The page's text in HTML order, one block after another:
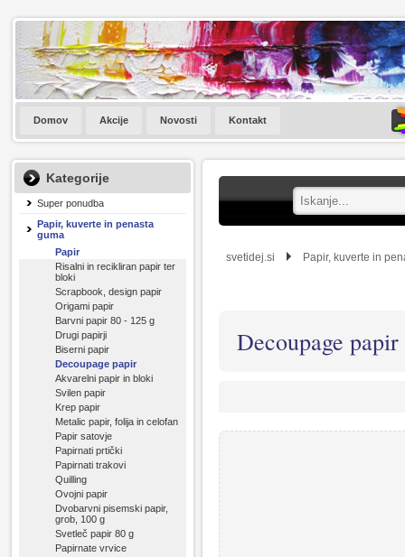
Domov Akcije Novosti Kontakt
Kategorije
Super ponudba
Papir, kuverte in penasta
guma
Papir
Risalni in recikliran papir ter
bloki
Scrapbook, design papir
Origami papir
Barvni papir 80 - 125 g
Drugi papirji
Biserni papir
Decoupage papir
Akvarelni papir in bloki
Svilen papir
Krep papir
Metalic papir, folija in celofan
Papir satovje
Papirnati prtički
Papirnati trakovi
Quilling
Ovojni papir
Dvobarvni pisemski papir,
grob, 100 g
Svetleč papir 80 g
Papirnate vrvice
svetidej.si Papir, kuverte in
Decoupage papir